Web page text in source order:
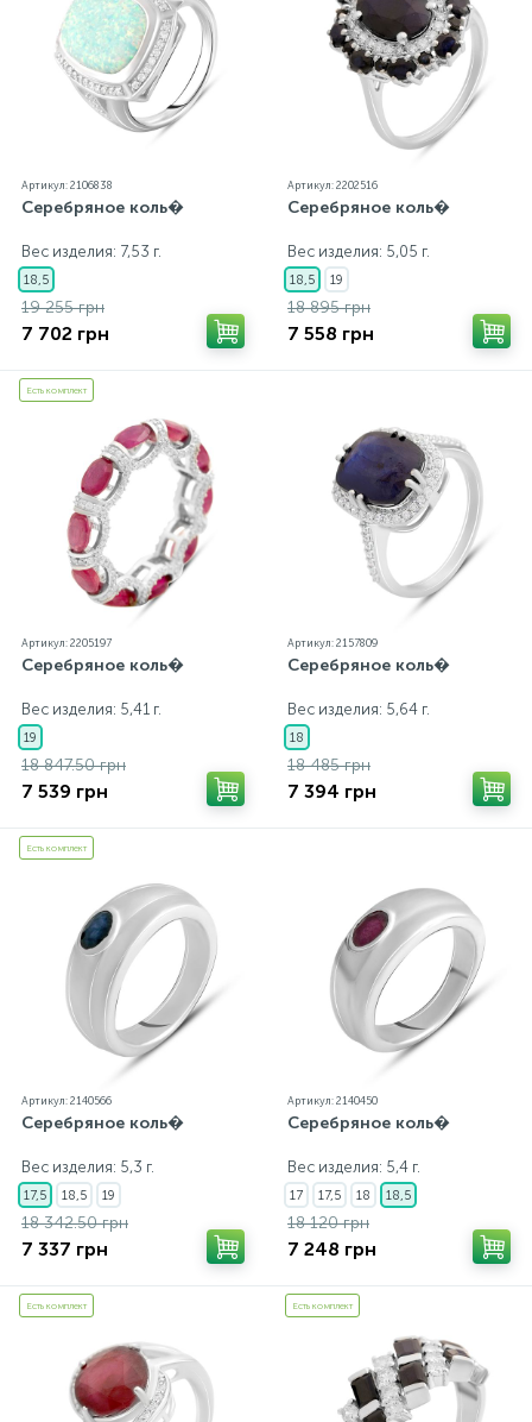
Артикул: 2106838
Серебряное коль�
Вес изделия: 7,53 г.
18,5
19 255 грн
7 702 грн
Артикул: 2202516
Серебряное коль�
Вес изделия: 5,05 г.
18,5 19
18 895 грн
7 558 грн
Есть комплект
Артикул: 2205197
Серебряное коль�
Вес изделия: 5,41 г.
19
18 847.50 грн
7 539 грн
Артикул: 2157809
Серебряное коль�
Вес изделия: 5,64 г.
18
18 485 грн
7 394 грн
Есть комплект
Артикул: 2140566
Серебряное коль�
Вес изделия: 5,3 г.
17,5 18,5 19
18 342.50 грн
7 337 грн
Артикул: 2140450
Серебряное коль�
Вес изделия: 5,4 г.
17 17,5 18 18,5
18 120 грн
7 248 грн
Есть комплект Есть комплект